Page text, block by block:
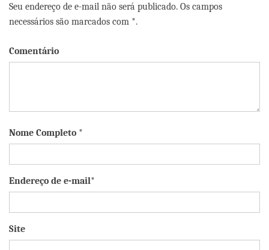
Seu endereço de e-mail não será publicado. Os campos
necessários são marcados com *.
Comentário
Nome Completo *
Endereço de e-mail*
Site